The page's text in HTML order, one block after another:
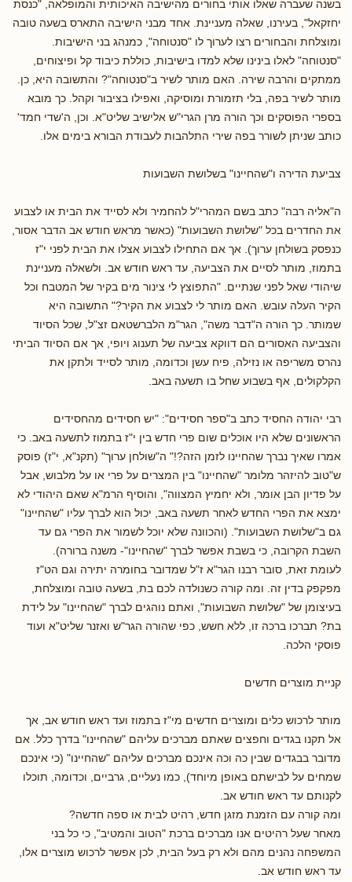
בשנה שעברה שאלו אותי בחורים מהישיבה האיכותית והמופלאה, "כנסת
יחזקאל", בעירנו, שאלה מעניינת. אחד מבני הישיבה התארס בשעה טובה
ומוצלחת והבחורים רצו לערוך לו "סנטוחה", כמנהג בני הישיבות.
"סנטוחה" לאלו בינינו שלא למדו בישיבות, כוללת כיבוד קל ופיצוחים,
ממתקים והרבה שירה. האם מותר לשיר ב"סנטוחה"? והתשובה היא, כן.
מותר לשיר בפה, בלי תזמורת ומוסיקה, ואפילו בציבור וקהל. כך מובא
בספרי הפוסקים וכך הורה מרן הגרי"ש אלישיב שליט"א. וכן, ה'שדי חמד'
כותב שניתן לשורר בפה שירי התלהבות לעבודת הבורא בימים אלו.
צביעת הדירה ו"שהחיינו" בשלושת השבועות
ה"אליה רבה" כתב בשם המהרי"ל להחמיר ולא לסייד את הבית או לצבוע
את החדרים בכל "שלושת השבועות" (כאשר מראש חודש אב הדבר אסור,
כנפסק בשולחן ערוך). אך אם התחילו לצבוע אצלו את הבית לפני י"ז
בתמוז, מותר לסיים את הצביעה, עד ראש חודש אב. ולשאלה מעניינת
שיהודי שאל לפני שנתיים. "התפוצץ לי צינור מים בקיר של המטבח וכל
הקיר העלה עובש. האם מותר לי לצבוע את הקיר?" התשובה היא
שמותר. כך הורה ה"דבר משה", הגר"מ הלברשטאם זצ"ל, שכל הסיוד
והצביעה האסורים הם דווקא צביעה של תענוג ויופי, אך אם הסיוד הביתי
נהרס משריפה או נזילה, פיח עשן וכדומה, מותר לסייד ולתקן את
הקלקולים, אף בשבוע שחל בו תשעה באב.
רבי יהודה החסיד כתב ב"ספר חסידים": "יש חסידים מהחסידים
הראשונים שלא היו אוכלים שום פרי חדש בין י"ז בתמוז לתשעה באב. כי
אמרו שאיך נברך שהחיינו לזמן הזה?!" ה"שולחן ערוך" (תקנ"א, י"ז) פוסק
ש"טוב להיזהר מלומר "שהחיינו" בין המצרים על פרי או על מלבוש, אבל
על פדיון הבן אומר, ולא יחמיץ המצווה", והוסיף הרמ"א שאם היהודי לא
ימצא את הפרי החדש לאחר תשעה באב, יכול הוא לברך עליו "שהחיינו"
גם ב"שלושת השבועות". (והכוונה שלא יוכל לשמור את הפרי גם עד
השבת הקרובה, כי בשבת אפשר לברך "שהחיינו"- משנה ברורה).
לעומת זאת, סובר רבנו הגר"א ז"ל שמדובר בחומרה יתירה וגם הט"ז
מפקפק בדין זה. ומה קורה כשנולדה לכם בת, בשעה טובה ומוצלחת,
בעיצומן של "שלושת השבועות", ואתם נוהגים לברך "שהחיינו" על לידת
בת? תברכו ברכה זו, ללא חשש, כפי שהורה הגר"ש ואזנר שליט"א ועוד
פוסקי הלכה.
קניית מוצרים חדשים
מותר לרכוש כלים ומוצרים חדשים מי"ז בתמוז ועד ראש חודש אב, אך
אל תקנו בגדים וחפצים שאתם מברכים עליהם "שהחיינו" בדרך כלל. אם
מדובר בבגדים שבין כה וכה אינכם מברכים עליהם "שהחיינו" (כי אינכם
שמחים על לבישתם באופן מיוחד), כמו נעליים, גרביים, וכדומה, תוכלו
לקנותם עד ראש חודש אב.
ומה קורה עם הזמנת מזגן חדש, רהיט לבית או ספה חדשה?
מאחר שעל רהיטים אנו מברכים ברכת "הטוב והמטיב", כי כל בני
המשפחה נהנים מהם ולא רק בעל הבית, לכן אפשר לרכוש מוצרים אלו,
עד ראש חודש אב.